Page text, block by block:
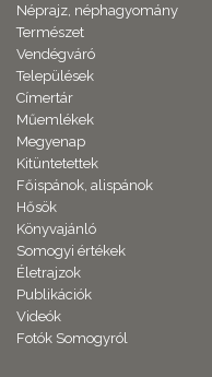
Néprajz, néphagyomány
Természet
Vendégváró
Települések
Címertár
Műemlékek
Megyenap
Kitüntetettek
Főispánok, alispánok
Hősök
Könyvajánló
Somogyi értékek
Életrajzok
Publikációk
Videók
Fotók Somogyról